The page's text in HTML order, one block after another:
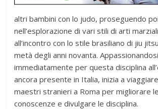
altri bambini con lo judo, proseguendo poi
nell’esplorazione di vari stili di arti
all’incontro con lo stile brasiliano di jiu
metà degli anni novanta. Appassionandosi
immediatamente per questa disciplina
ancora presente in Italia, inizia a
maestri stranieri a Roma per migliorare
conoscenze e divulgare le disciplina.